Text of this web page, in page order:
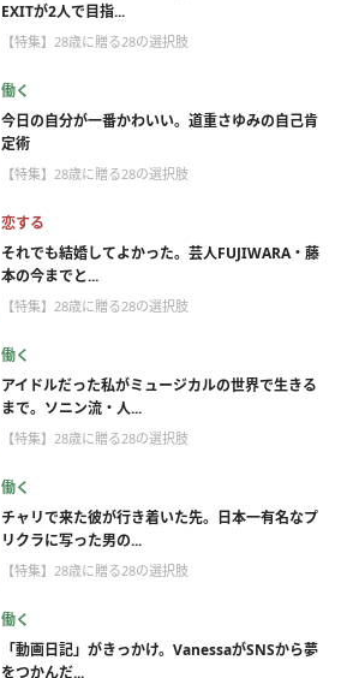
EXITが2人で目指...
【特集】28歳に贈る28の選択肢
働く
今日の自分が一番かわいい。道重さゆみの自己肯
定術
【特集】28歳に贈る28の選択肢
恋する
それでも結婚してよかった。芸人FUJIWARA・藤
本の今までと...
【特集】28歳に贈る28の選択肢
働く
アイドルだった私がミュージカルの世界で生きる
まで。ソニン流・人...
【特集】28歳に贈る28の選択肢
働く
チャリで来た彼が行き着いた先。日本一有名なプ
リクラに写った男の...
【特集】28歳に贈る28の選択肢
働く
「動画日記」がきっかけ。VanessaがSNSから夢
をつかんだ...